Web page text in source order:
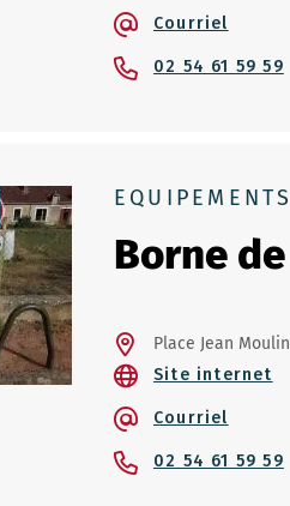
Courriel
02 54 61 59 59
Borne
Place Jean
Site internet
Courriel
02 54 61 59 59